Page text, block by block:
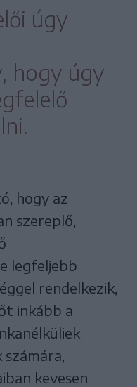
úgy
hogy úgy
hogy az
szereplő,
legfeljebb
rendelkezik,
inkább a
kevesen